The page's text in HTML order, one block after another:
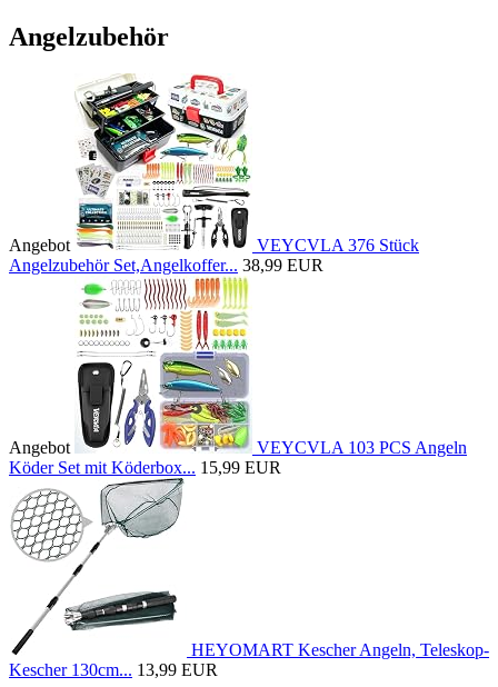
Angelzubehör
Angebot
VEYCVLA 376 Stück
Angelzubehör Set,Angelkoffer... 38,99 EUR
Angebot
VEYCVLA 103 PCS Angeln
Köder Set mit Köderbox... 15,99 EUR
HEYOMART Kescher Angeln, Teleskop-
Kescher 130cm... 13,99 EUR